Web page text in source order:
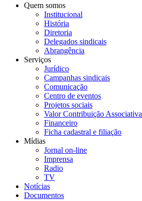
Quem somos
Institucional
História
Diretoria
Delegados sindicais
Abrangência
Serviços
Jurídico
Campanhas sindicais
Comunicação
Centro de eventos
Projetos sociais
Valor Contribuição Associativa
Financeiro
Ficha cadastral e filiação
Mídias
Jornal on-line
Imprensa
Radio
TV
Notícias
Documentos